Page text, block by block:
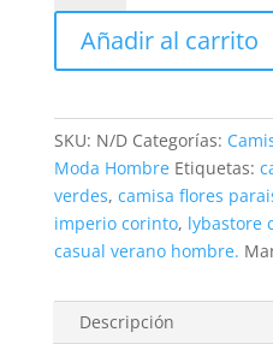
Flores
Paraíso
Corinto
|
Lybastore
cantidad
Añadir al carrito
SKU: N/D Categorías:
Moda Hombre Etiquetas:
verdes, camisa flores
imperio corinto, lybastore
casual verano hombre.
Descripción